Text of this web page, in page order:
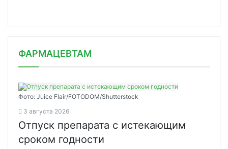
ФАРМАЦЕВТАМ
Фото: Juice Flair/FOTODOM/Shutterstoсk
3 августа 2026
Отпуск препарата с истекающим
сроком годности